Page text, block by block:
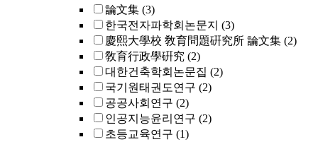
論文集 (3)
한국전자파학회논문지 (3)
慶熙大學校 敎育問題硏究所 論文集 (2)
敎育行政學硏究 (2)
대한건축학회논문집 (2)
국기원태권도연구 (2)
공공사회연구 (2)
인공지능윤리연구 (2)
초등교육연구 (1)